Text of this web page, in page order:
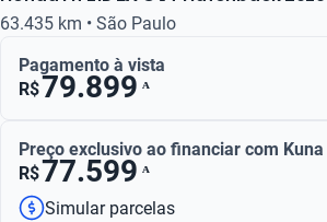
63.435 km • São Paulo
Pagamento à vista
R$79.899 ᴬ
Preço exclusivo ao financiar com Kuna
R$77.599 ᴬ
Simular parcelas